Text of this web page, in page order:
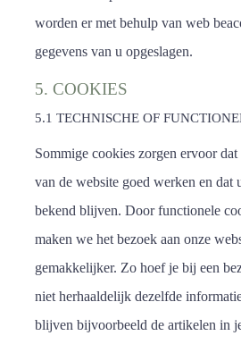
worden er met behulp van web
gegevens van u opgeslagen.
5. COOKIES
5.1 TECHNISCHE OF
Sommige cookies zorgen ervoor dat
van de website goed werken en dat
bekend blijven. Door functionele
maken we het bezoek aan onze
gemakkelijker. Zo hoef je bij een
niet herhaaldelijk dezelfde
blijven bijvoorbeeld de artikelen in